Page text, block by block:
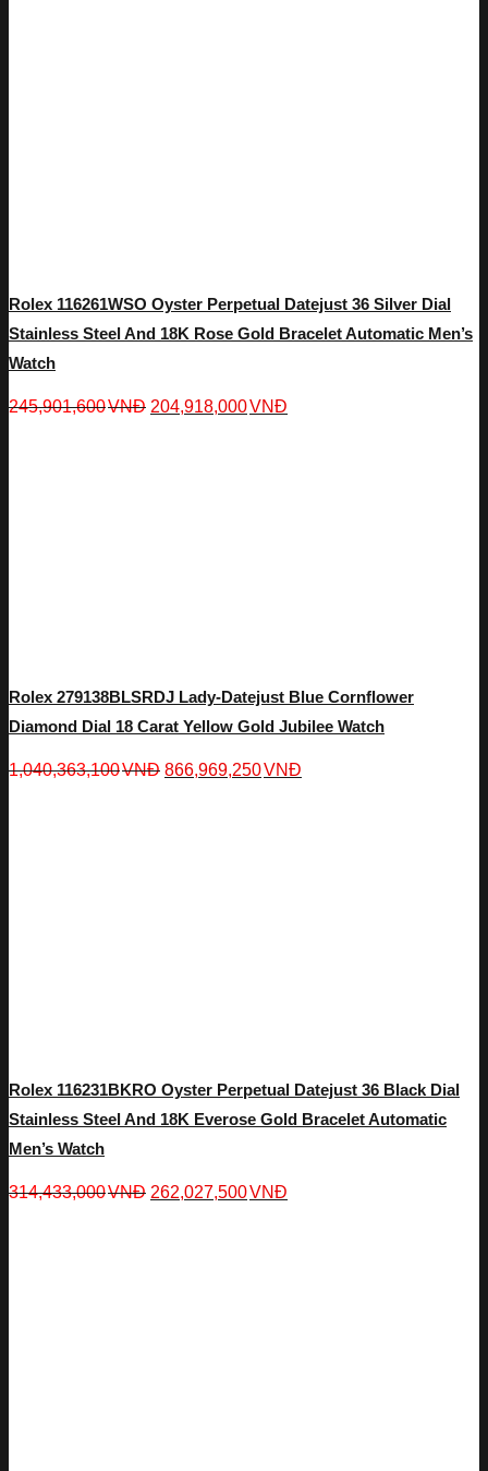
Rolex 116261WSO Oyster Perpetual Datejust 36 Silver Dial
Stainless Steel And 18K Rose Gold Bracelet Automatic Men’s
Watch
245,901,600VNĐ 204,918,000VNĐ
Rolex 279138BLSRDJ Lady-Datejust Blue Cornflower
Diamond Dial 18 Carat Yellow Gold Jubilee Watch
1,040,363,100VNĐ 866,969,250VNĐ
Rolex 116231BKRO Oyster Perpetual Datejust 36 Black Dial
Stainless Steel And 18K Everose Gold Bracelet Automatic
Men’s Watch
314,433,000VNĐ 262,027,500VNĐ